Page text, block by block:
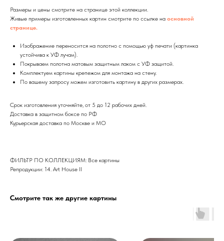
Размеры и цены смотрите на странице этой коллекции.
Живые примеры изготовленных картин смотрите по ссылке на основной
странице.
Изображение переносится на полотно с помощью уф печати (картинка
устойчива к УФ лучам).
Покрываем полотна матовым защитным лаком с УФ защитой.
Комплектуем картины крепежом для монтажа на стену.
По вашему запросу можем изготовить картину в других размерах.
Срок изготовления уточняйте, от 5 до 12 рабочих дней.
Доставка в защитном боксе по РФ
Курьерская доставка по Москве и МО
ФИЛЬТР ПО КОЛЛЕКЦИЯМ: Все картины
Репродукции: 14. Art House II
Смотрите так же другие картины